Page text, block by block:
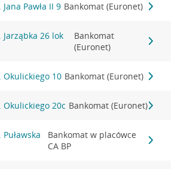
Pawła II 9 Bankomat (Euronet)
Jarząbka 26 lok
Bankomat
(Euronet)
Okulickiego 10 Bankomat (Euronet)
Okulickiego 20c Bankomat (Euronet)
Bankomat w placówce
CA BP